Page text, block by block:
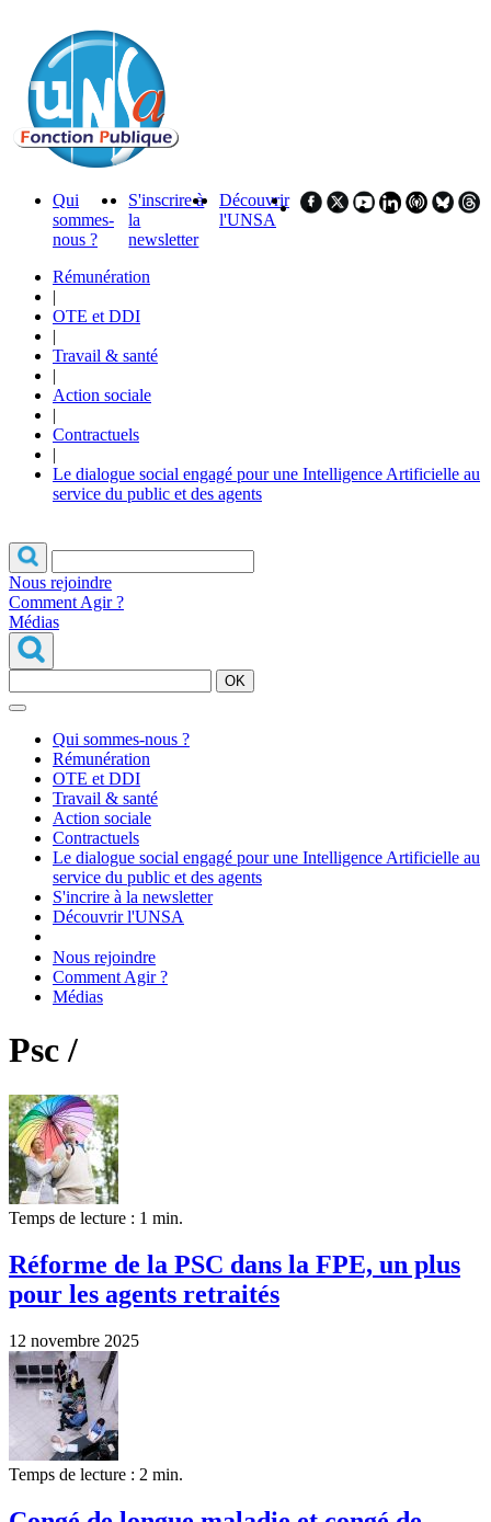
Qui
sommes-
nous ?
S'inscrire à
la
newsletter
Découvrir
l'UNSA
Rémunération
|
OTE et DDI
|
Travail & santé
|
Action sociale
|
Contractuels
|
Le dialogue social engagé pour une Intelligence Artificielle au
service du public et des agents
Nous rejoindre
Comment Agir ?
Médias
OK
Qui sommes-nous ?
Rémunération
OTE et DDI
Travail & santé
Action sociale
Contractuels
Le dialogue social engagé pour une Intelligence Artificielle au
service du public et des agents
S'incrire à la newsletter
Découvrir l'UNSA
Nous rejoindre
Comment Agir ?
Médias
Psc /
Temps de lecture : 1 min.
Réforme de la PSC dans la FPE, un plus
pour les agents retraités
12 novembre 2025
Temps de lecture : 2 min.